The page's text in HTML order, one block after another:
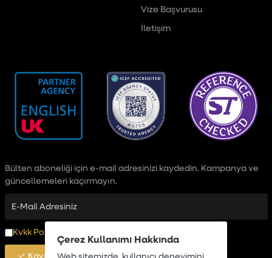
Vize Başvurusu
İletişim
Bülten aboneliği için e-mail adresinizi kaydedin. Kampanya ve
güncellemeleri kaçırmayın.
Kvkk Politikası
Çerez Kullanımı Hakkında